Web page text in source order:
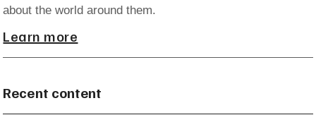
about the world around them.
Learn more
Recent content